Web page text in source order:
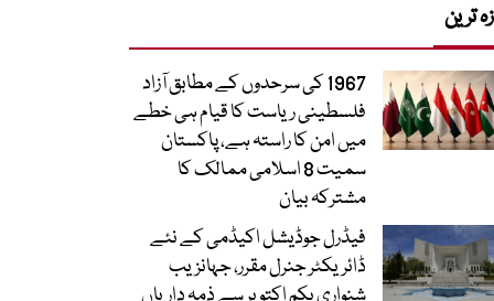
ترین
1967 کی سرحدوں کے مطابق آزاد
فلسطینی ریاست کا قیام ہی خطے
میں امن کا راستہ ہے، پاکستان
سمیت 8 اسلامی ممالک کا
مشترکہ بیان
فیڈرل جوڈیشل اکیڈمی کے نئے
ڈائریکٹر جنرل مقرر، جہانزیب